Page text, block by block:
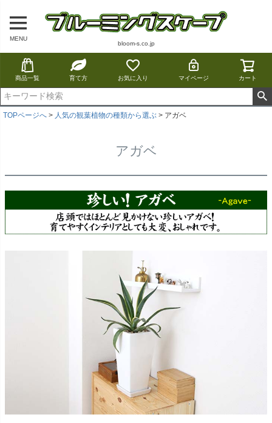
MENU
bloom-s.co.jp
商品一覧 育て方 お気に入り マイページ カート
TOPページへ 人気の観葉植物の種類から選ぶ アガベ
アガベ